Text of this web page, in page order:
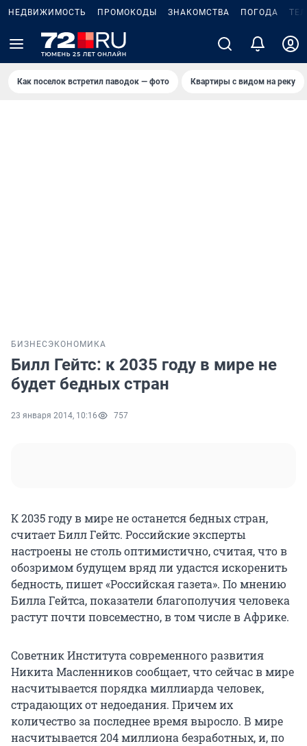
НЕДВИЖИМОСТЬ ПРОМОКОДЫ ЗНАКОМСТВА ПОГОДА
Как поселок встретил паводок — фото Квартиры с видом на реку
БИЗНЕС ЭКОНОМИКА
Билл Гейтс: к 2035 году в мире не
будет бедных стран
23 января 2014, 10:16 757
К 2035 году в мире не останется бедных стран,
считает Билл Гейтс. Российские эксперты
настроены не столь оптимистично, считая, что в
обозримом будущем вряд ли удастся искоренить
бедность, пишет «Российская газета». По мнению
Билла Гейтса, показатели благополучия человека
растут почти повсеместно, в том числе в Африке.
Советник Института современного развития
Никита Масленников сообщает, что сейчас в мире
насчитывается порядка миллиарда человек,
страдающих от недоедания. Причем их
количество за последнее время выросло. В мире
насчитывается 204 миллиона безработных, и, по